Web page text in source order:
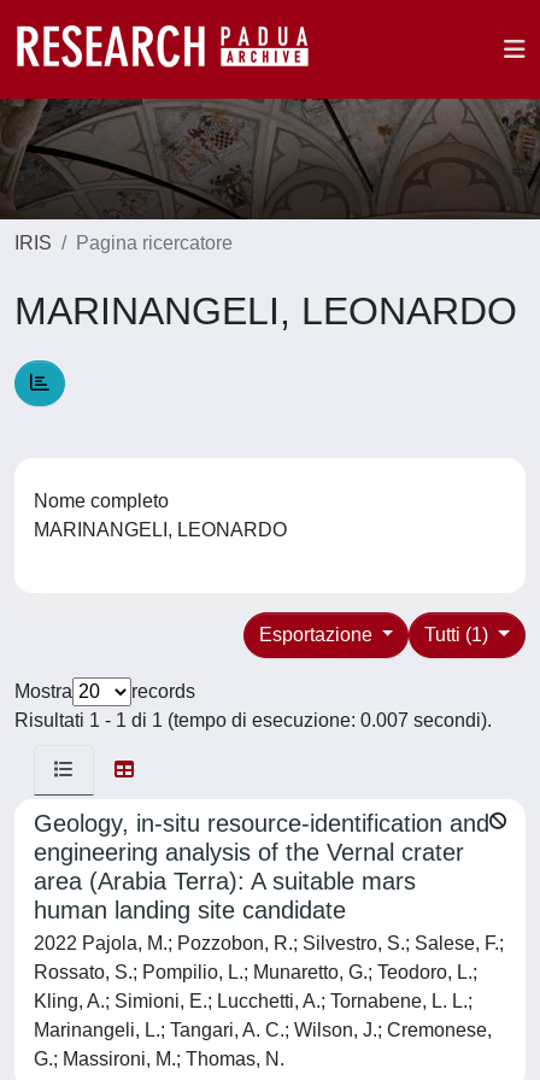
IRIS Pagina ricercatore
MARINANGELI, LEONARDO
Nome completo
MARINANGELI, LEONARDO
Tutti (1)
Esportazione
Mostra
records
Risultati 1 - 1 di 1 (tempo di esecuzione: 0.007 secondi).
Geology, in-situ resource-identification and
engineering analysis of the Vernal crater
area (Arabia Terra): A suitable mars
human landing site candidate
2022 Pajola, M.; Pozzobon, R.; Silvestro, S.; Salese, F.;
Rossato, S.; Pompilio, L.; Munaretto, G.; Teodoro, L.;
Kling, A.; Simioni, E.; Lucchetti, A.; Tornabene, L. L.;
Marinangeli, L.; Tangari, A. C.; Wilson, J.; Cremonese,
G.; Massironi, M.; Thomas, N.